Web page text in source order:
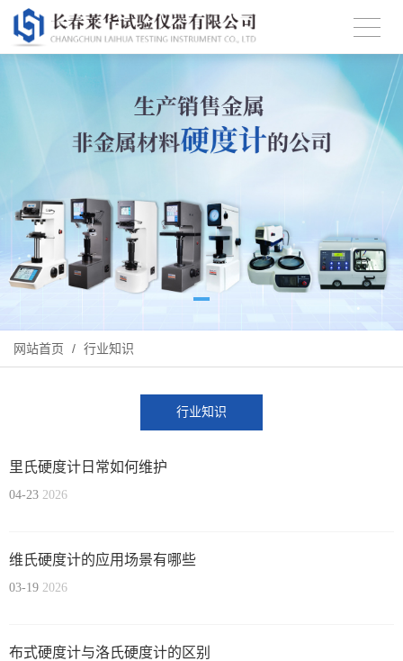
网站首页 / 行业知识
行业知识
里氏硬度计日常如何维护
04-23 2026
维氏硬度计的应用场景有哪些
03-19 2026
布式硬度计与洛氏硬度计的区别